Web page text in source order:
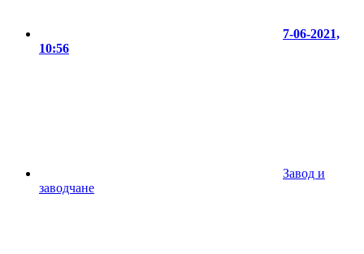
7-06-2021,
10:56
Завод и
заводчане